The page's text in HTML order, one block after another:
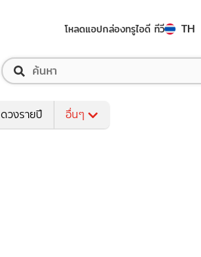
โหลดแอปกล่องทรูไอดี ทีวี TH
ดวงรายปี อื่นๆ